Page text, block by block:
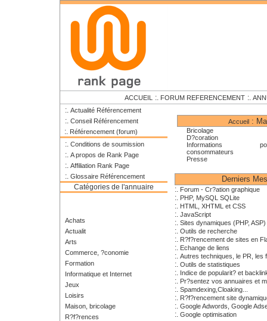
ACCUEIL :. FORUM REFERENCEMENT :.
:. Actualité Référencement
:. Conseil Référencement
:. Référencement (forum)
:. Conditions de soumission
:. A propos de Rank Page
:. Affiliation Rank Page
:. Glossaire Référencement
Catégories de l'annuaire
Achats
Actualit
Arts
Commerce, ?conomie
Formation
Informatique et Internet
Jeux
Loisirs
Maison, bricolage
R?f?rences
Accueil :
Bricolage
D?coration
Informations
consommateurs
Presse
Derniers
:. Forum - Cr?ation graphique
:. PHP, MySQL SQLite
:. HTML, XHTML et CSS
:. JavaScript
:. Sites dynamiques (PHP, ASP)
:. Outils de recherche
:. R?f?rencement de sites en
:. Echange de liens
:. Autres techniques, le PR, les
:. Outils de statistiques
:. Indice de popularit? et
:. Pr?sentez vos annuaires et
:. Spamdexing,Cloaking...
:. R?f?rencement site
:. Google Adwords, Google
:. Google optimisation